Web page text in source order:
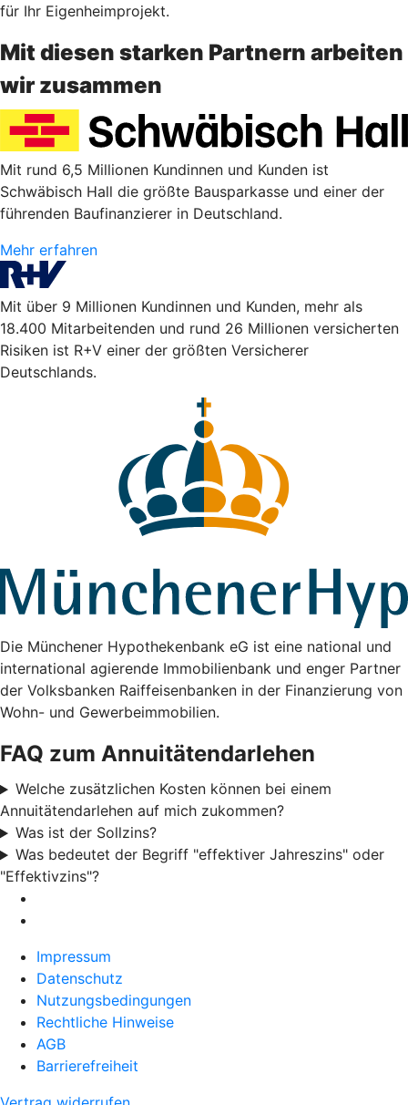
für Ihr Eigenheimprojekt.
Mit diesen starken Partnern arbeiten
wir zusammen
Mit rund 6,5 Millionen Kundinnen und Kunden ist
Schwäbisch Hall die größte Bausparkasse und einer der
führenden Baufinanzierer in Deutschland.
Mehr erfahren
Mit über 9 Millionen Kundinnen und Kunden, mehr als
18.400 Mitarbeitenden und rund 26 Millionen versicherten
Risiken ist R+V einer der größten Versicherer
Deutschlands.
Die Münchener Hypothekenbank eG ist eine national und
international agierende Immobilienbank und enger Partner
der Volksbanken Raiffeisenbanken in der Finanzierung von
Wohn- und Gewerbeimmobilien.
FAQ zum Annuitätendarlehen
Welche zusätzlichen Kosten können bei einem
Annuitätendarlehen auf mich zukommen?
Was ist der Sollzins?
Was bedeutet der Begriff "effektiver Jahreszins" oder
"Effektivzins"?
Impressum
Datenschutz
Nutzungsbedingungen
Rechtliche Hinweise
AGB
Barrierefreiheit